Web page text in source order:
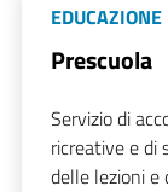
Prescuola
Servizio di
ricreative e di
delle lezioni